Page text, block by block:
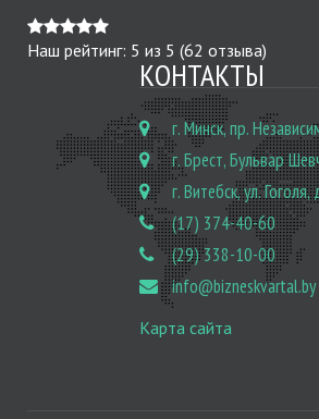
Наш рейтинг: 5 из 5 (62 отзыва)
КОНТАКТЫ
г. Минск, пр.
г. Брест, Бульвар
г. Витебск, ул.
(17) 374-40-60
(29) 338-10-00
info@bizneskvartal.by
Карта сайта